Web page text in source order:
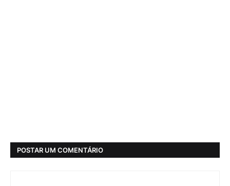
POSTAR UM COMENTÁRIO